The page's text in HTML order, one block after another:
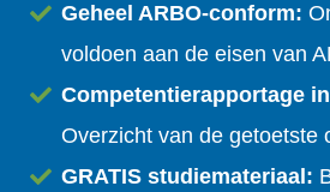
Geheel ARBO-conform:
voldoen aan de eisen van
Competentierapportage
Overzicht van de getoetste
GRATIS studiemateriaal: